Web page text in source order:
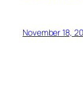
November 18,